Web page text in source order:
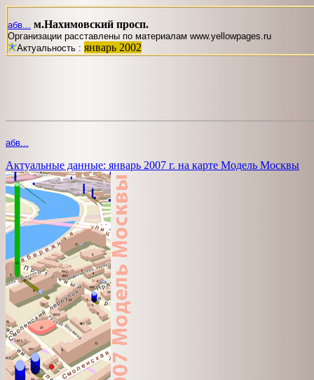
абв... м.Нахимовский просп.
Организации расставлены по материалам www.yellowpages.ru
Актуальность : январь 2002
абв...
Актуальные данные: январь 2007 г. на карте Модель Москвы